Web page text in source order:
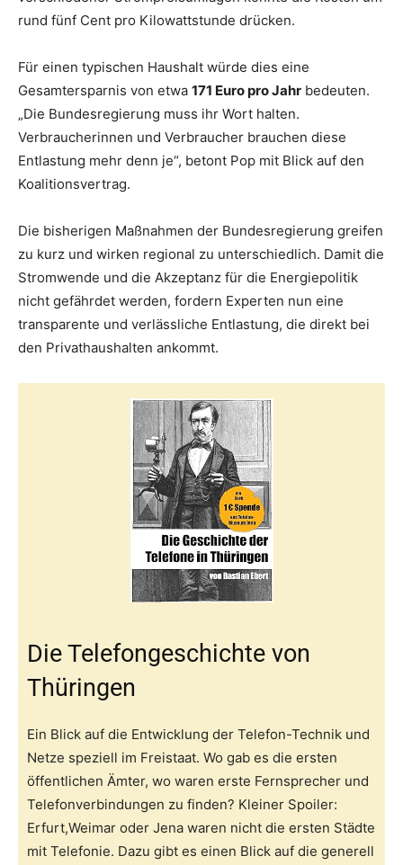
rund fünf Cent pro Kilowattstunde drücken.
Für einen typischen Haushalt würde dies eine
Gesamtersparnis von etwa 171 Euro pro Jahr bedeuten.
„Die Bundesregierung muss ihr Wort halten.
Verbraucherinnen und Verbraucher brauchen diese
Entlastung mehr denn je“, betont Pop mit Blick auf den
Koalitionsvertrag.
Die bisherigen Maßnahmen der Bundesregierung greifen
zu kurz und wirken regional zu unterschiedlich. Damit die
Stromwende und die Akzeptanz für die Energiepolitik
nicht gefährdet werden, fordern Experten nun eine
transparente und verlässliche Entlastung, die direkt bei
den Privathaushalten ankommt.
Die Telefongeschichte von
Thüringen
Ein Blick auf die Entwicklung der Telefon-Technik und
Netze speziell im Freistaat. Wo gab es die ersten
öffentlichen Ämter, wo waren erste Fernsprecher und
Telefonverbindungen zu finden? Kleiner Spoiler:
Erfurt,Weimar oder Jena waren nicht die ersten Städte
mit Telefonie. Dazu gibt es einen Blick auf die generell